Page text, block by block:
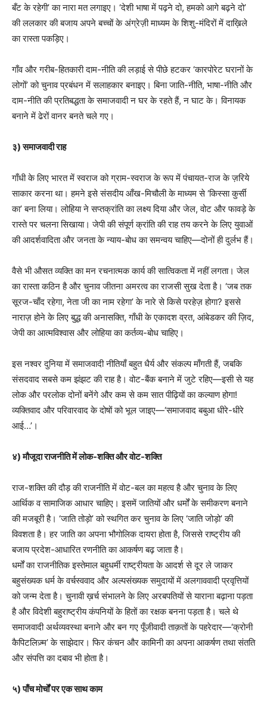
बँट के रहेगी’ का नारा मत लगाइए। ‘देशी भाषा में पढ़ने दो, हमको आगे बढ़ने दो’
की ललकार की बजाय अपने बच्चों के अंग्रेज़ी माध्यम के शिशु-मंदिरों में दाख़िले
का रास्ता पकड़िए।
गाँव और गरीब-हितकारी दाम-नीति की लड़ाई से पीछे हटकर ‘कारपोरेट घरानों के
लोगों’ को चुनाव प्रबंधन में सलाहकार बनाइए। बिना जाति-नीति, भाषा-नीति और
दाम-नीति की प्रतिबद्धता के समाजवादी न घर के रहते हैं, न घाट के। विनायक
बनाने में ढेरों वानर बनते चले गए।
३) समाजवादी राह
गाँधी के लिए भारत में स्वराज को ग्राम-स्वराज के रूप में पंचायत-राज के ज़रिये
साकार करना था। हमने इसे संसदीय आँख-मिचौली के माध्यम से ‘किस्सा कुर्सी
का’ बना लिया। लोहिया ने सप्तक्रांति का लक्ष्य दिया और जेल, वोट और फावड़े के
रास्ते पर चलना सिखाया। जेपी की संपूर्ण क्रांति की राह तय करने के लिए युवाओं
की आदर्शवादिता और जनता के न्याय-बोध का समन्वय चाहिए—दोनों ही दुर्लभ हैं।
वैसे भी औसत व्यक्ति का मन रचनात्मक कार्य की सात्विकता में नहीं लगता। जेल
का रास्ता कठिन है और चुनाव जीतना अमरत्व का राजसी सुख देता है। ‘जब तक
सूरज-चाँद रहेगा, नेता जी का नाम रहेगा’ के नारे से किसे परहेज़ होगा? इससे
नाराज़ होने के लिए बुद्ध की अनासक्ति, गाँधी के एकादश व्रत, आंबेडकर की ज़िद,
जेपी का आत्मविश्वास और लोहिया का कर्तव्य-बोध चाहिए।
इस नश्वर दुनिया में समाजवादी नीतियाँ बहुत धैर्य और संकल्प माँगती हैं, जबकि
संसदवाद सबसे कम झंझट की राह है। वोट-बैंक बनाने में जुटे रहिए—इसी से यह
लोक और परलोक दोनों बनेंगे और कम से कम सात पीढ़ियों का कल्याण होगा!
व्यक्तिवाद और परिवारवाद के दोषों को भूल जाइए—‘समाजवाद बबुआ धीरे-धीरे
आई…’।
४) मौजूदा राजनीति में लोक-शक्ति और वोट-शक्ति
राज-शक्ति की दौड़ की राजनीति में वोट-बल का महत्व है और चुनाव के लिए
आर्थिक व सामाजिक आधार चाहिए। इसमें जातियों और धर्मों के समीकरण बनाने
की मजबूरी है। ‘जाति तोड़ो’ को स्थगित कर चुनाव के लिए ‘जाति जोड़ो’ की
विवशता है। हर जाति का अपना भौगोलिक दायरा होता है, जिससे राष्ट्रीय की
बजाय प्रदेश-आधारित रणनीति का आकर्षण बढ़ जाता है।
धर्मों का राजनीतिक इस्तेमाल बहुधर्मी राष्ट्रीयता के आदर्श से दूर ले जाकर
बहुसंख्यक धर्म के वर्चस्ववाद और अल्पसंख्यक समुदायों में अलगाववादी प्रवृत्तियों
को जन्म देता है। चुनावी ख़र्च संभालने के लिए अरबपतियों से याराना बढ़ाना पड़ता
है और विदेशी बहुराष्ट्रीय कंपनियों के हितों का रक्षक बनना पड़ता है। चले थे
समाजवादी अर्थव्यवस्था बनाने और बन गए पूँजीवादी ताक़तों के पहरेदार—‘क्रोनी
कैपिटलिज़्म’ के साझेदार। फिर कंचन और कामिनी का अपना आकर्षण तथा संतति
और संपत्ति का दबाव भी होता है।
५) पाँच मोर्चों पर एक साथ काम